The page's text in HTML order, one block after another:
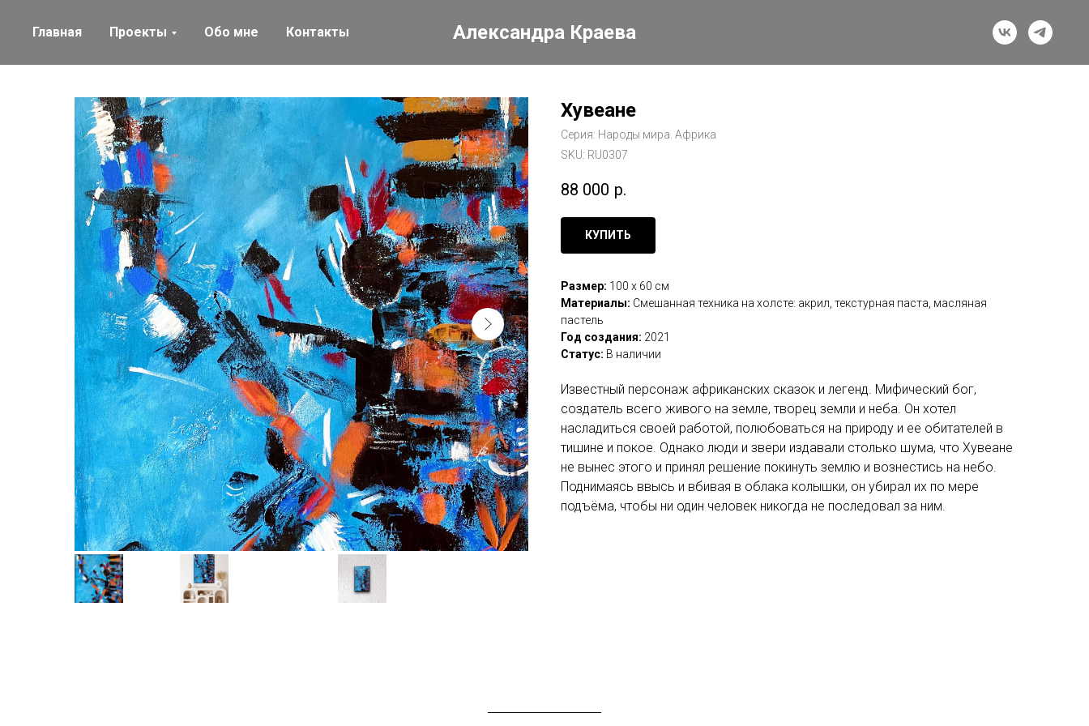
Александра Краева
Главная Проекты Обо мне Контакты
Хувеане
Серия: Народы мира. Африка
SKU: RU0307
88 000 р.
КУПИТЬ
Размер: 100 х 60 см
Материалы: Смешанная техника на холсте: акрил, текстурная паста, масляная
пастель
Год создания: 2021
Статус: В наличии
Известный персонаж африканских сказок и легенд. Мифический бог,
создатель всего живого на земле, творец земли и неба. Он хотел
насладиться своей работой, полюбоваться на природу и ее обитателей в
тишине и покое. Однако люди и звери издавали столько шума, что Хувеане
не вынес этого и принял решение покинуть землю и вознестись на небо.
Поднимаясь ввысь и вбивая в облака колышки, он убирал их по мере
подъёма, чтобы ни один человек никогда не последовал за ним.